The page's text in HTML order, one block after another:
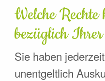
Welche Rechte
bezüglich
Sie haben
unentgeltlich